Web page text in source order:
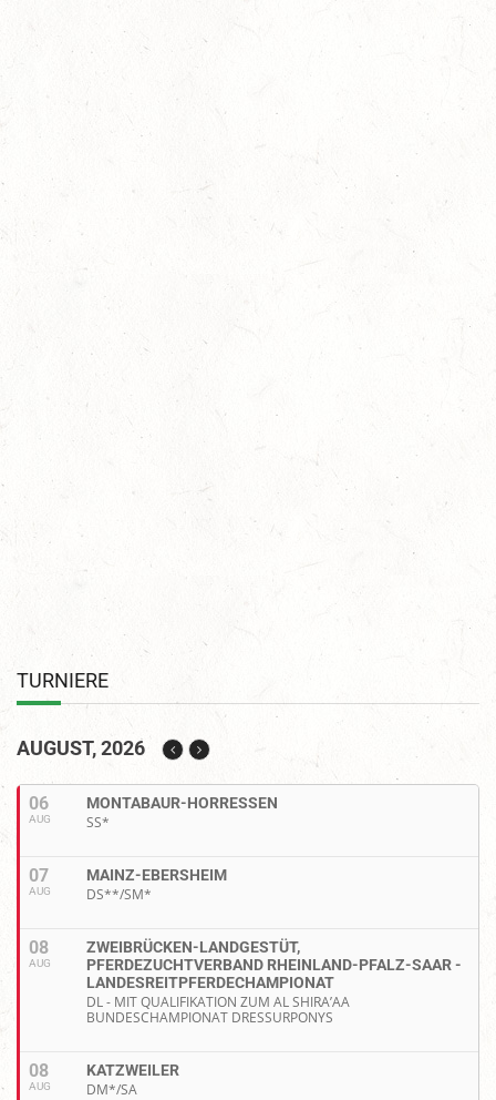
Zwischenstand Cups aktualisiert
TURNIERE
AUGUST, 2026
06
AUG
MONTABAUR-HORRESSEN
SS*
07
AUG
MAINZ-EBERSHEIM
DS**/SM*
08
AUG
ZWEIBRÜCKEN-LANDGESTÜT,
PFERDEZUCHTVERBAND RHEINLAND-PFALZ-SAAR -
LANDESREITPFERDECHAMPIONAT
DL - MIT QUALIFIKATION ZUM AL SHIRA’AA
BUNDESCHAMPIONAT DRESSURPONYS
08
AUG
KATZWEILER
DM*/SA